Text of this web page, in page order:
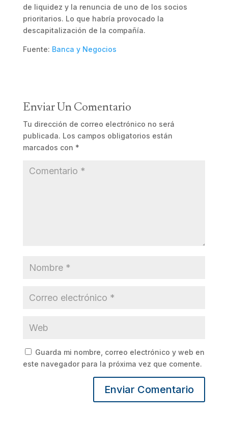
de liquidez y la renuncia de uno de los socios
prioritarios. Lo que habría provocado la
descapitalización de la compañía.
Fuente: Banca y Negocios
Enviar Un Comentario
Tu dirección de correo electrónico no será
publicada. Los campos obligatorios están
marcados con *
Guarda mi nombre, correo electrónico y web en
este navegador para la próxima vez que comente.